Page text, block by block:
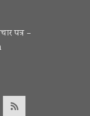
पत्र –